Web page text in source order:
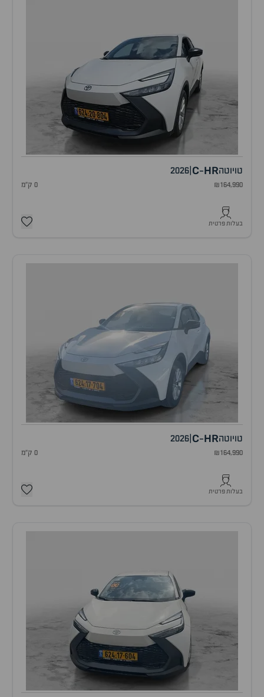
טויוטה C-HR
2026
₪164,990 0 ק"מ
בעלות פרטית
טויוטה C-HR
2026
₪164,990 0 ק"מ
בעלות פרטית